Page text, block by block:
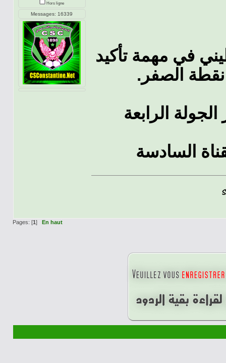
Hors ligne
Messages: 16339
في مهمة تأكيد
نقطة الصفر.
الرابعة
السادسة
Pages: [1] En haut